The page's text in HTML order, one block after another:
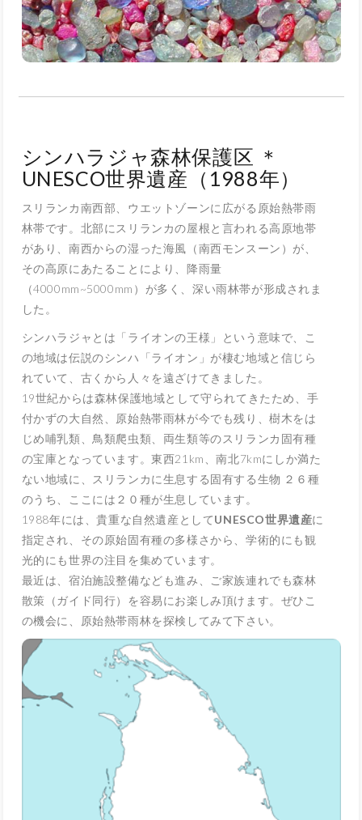
シンハラジャ森林保護区 ＊
UNESCO世界遺産（1988年）
スリランカ南西部、ウエットゾーンに広がる原始熱帯雨
林帯です。北部にスリランカの屋根と言われる高原地帯
があり、南西からの湿った海風（南西モンスーン）が、
その高原にあたることにより、降雨量
（4000mm~5000mm）が多く、深い雨林帯が形成されま
した。
シンハラジャとは「ライオンの王様」という意味で、こ
の地域は伝説のシンハ「ライオン」が棲む地域と信じら
れていて、古くから人々を遠ざけてきました。
19世紀からは森林保護地域として守られてきたため、手
付かずの大自然、原始熱帯雨林が今でも残り、樹木をは
じめ哺乳類、鳥類爬虫類、両生類等のスリランカ固有種
の宝庫となっています。東西21km、南北7kmにしか満た
ない地域に、スリランカに生息する固有する生物 ２６種
のうち、ここには２０種が生息しています。
1988年には、貴重な自然遺産としてUNESCO世界遺産に
指定され、その原始固有種の多様さから、学術的にも観
光的にも世界の注目を集めています。
最近は、宿泊施設整備なども進み、ご家族連れでも森林
散策（ガイド同行）を容易にお楽しみ頂けます。ぜひこ
の機会に、原始熱帯雨林を探検してみて下さい。